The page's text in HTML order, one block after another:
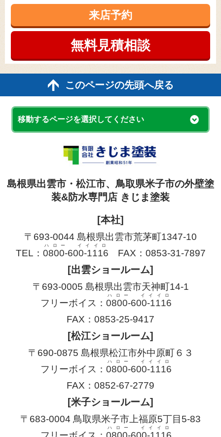
来店予約
無料見積相談
このページの先頭へ戻る
移動するページを選択してください
島根県出雲市・松江市、鳥取県米子市の外壁塗
装&防水専門店 きじま塗装
[本社]
〒693-0044 島根県出雲市荒茅町1347-10
TEL： 0800-600-1116
ハロー イイイロ
FAX：0853-31-7897
[出雲ショールーム]
〒693-0005 島根県出雲市天神町14-1
フリーボイス： 0800-600-1116
ハロー イイイロ
FAX：0853-25-9417
[松江ショールーム]
〒690-0875 島根県松江市外中原町６３
フリーボイス： 0800-600-1116
ハロー イイイロ
FAX：0852-67-2779
[米子ショールーム]
〒683-0004 鳥取県米子市上福原5丁目5-83
ハロー イイイロ